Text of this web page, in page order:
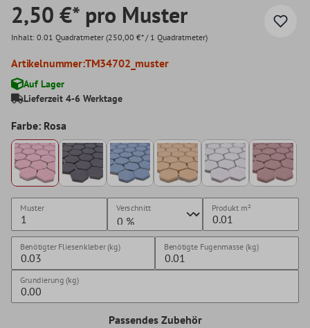
2,50 €* pro Muster
Inhalt: 0.01 Quadratmeter (250,00 €* / 1 Quadratmeter)
Artikelnummer:TM34702_muster
Auf Lager
Lieferzeit 4-6 Werktage
Farbe: Rosa
Muster Verschnitt Produkt m²
Benötigter Fliesenkleber (kg) Benötigte Fugenmasse (kg)
Grundierung (kg)
Passendes Zubehör